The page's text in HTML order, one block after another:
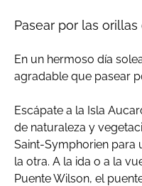
Pasear por las orillas
En un hermoso día
agradable que pasear
Escápate a la Isla
de naturaleza y
Saint-Symphorien para
la otra. A la ida o a la
Puente Wilson, el